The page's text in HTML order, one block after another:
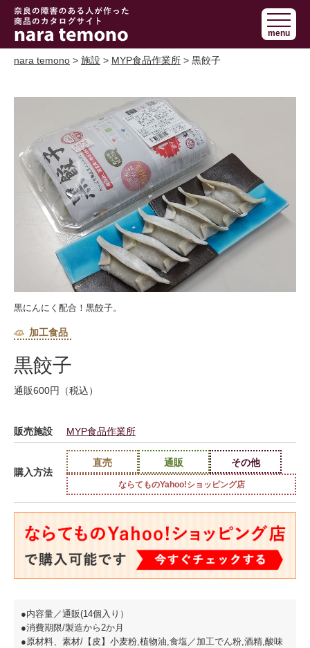
奈良で障害の
ある人の手作
り商品 nara
menu
nara temono > 施設 > MYP食品作業所 > 黒餃子
黒にんにく配合！黒餃子。
加工食品
黒餃子
通販600円（税込）
販売施設 MYP食品作業所
購入方法
直売 通販 その他
ならてものYahoo!ショッピング店
●内容量／通販(14個入り）
●消費期限/製造から2か月
●原材料、素材/【皮】小麦粉,植物油,食塩／加工でん粉,酒精,酸味